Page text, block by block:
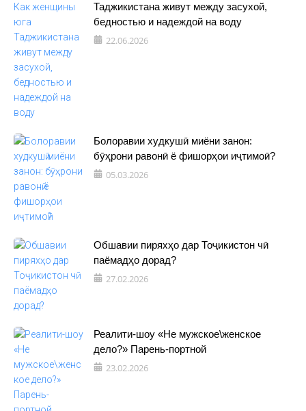
Таджикистана живут между засухой,
бедностью и надеждой на воду
22.06.2026
Болоравии худкушӣ миёни занон:
бӯҳрони равонӣ ё фишорҳои иҷтимоӣ?
05.03.2026
Обшавии пиряхҳо дар Тоҷикистон чӣ
паёмадҳо дорад?
27.02.2026
Реалити-шоу «Не мужское\женское
дело?» Парень-портной
23.02.2026